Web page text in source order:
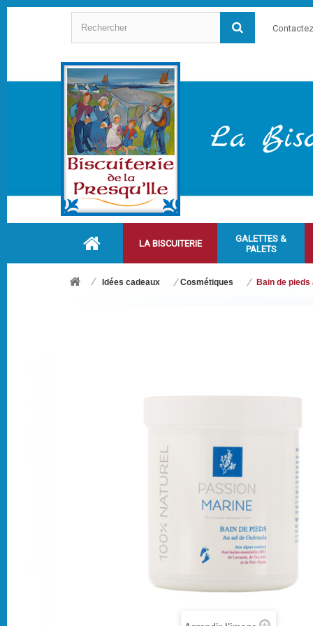
LA BISCUITERIE
GALETTES &
PALETS
Idées cadeaux Cosmétiques Bain de